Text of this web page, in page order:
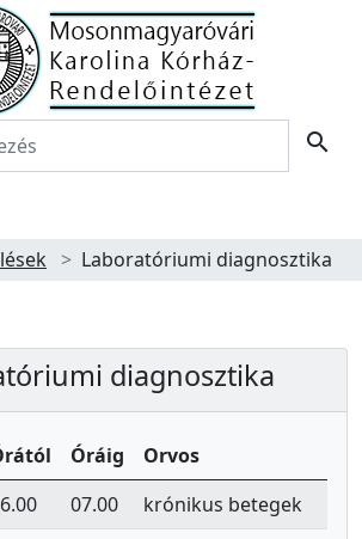
search
Laboratóriumi diagnosztika
diagnosztika
diagnosztika
Óráig
Orvos
07.00
krónikus betegek